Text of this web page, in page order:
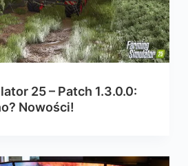
25 – Patch 1.3.0.0:
Nowości!